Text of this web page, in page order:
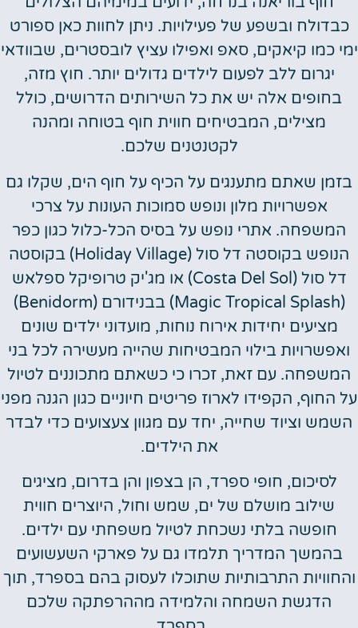
כבדולח ובשפע של פעילויות. ניתן לחוות כאן ספורט
כמו קיאקים, סאפ ואפילו עציץ לובסטרים, שבוודאי
יגרום ללב לפעום לילדים גדולים יותר. חוץ מזה,
בחופים אלה יש את כל השירותים הדרושים, כולל
מצילים, המבטיחים חווית חוף בטוחה ומהנה
לקטנטנים שלכם.
שאתם מתענגים על הכיף על חוף הים, שקלו גם
אפשרויות מלון ונופש סמוכות העונות על צרכי
המשפחה. אתרי נופש על בסיס הכל-כלול כגון כפר
הנופש בקוסטה דל סול (Holiday Village) בקוסטה
דל סול (Costa Del Sol) או מג'יק טרופיקל ספלאש
(Magic Tropical Splash) בבנידורם (Benidorm)
מציעים יחידות אירוח נוחות, מועדוני ילדים שונים
בילוי המבטיחות שהייה מעשירה לכל בני
עם זאת, זכרו כי כשאתם מתכוננים לטיול
החוף, הקפידו לארוז פריטים חיוניים כגון הגנה מפני
וציוד שחייה, יחד עם מגוון צעצועים כדי לבדר
את הילדים.
לסיכום, חופי ספרד, הן בצפון והן בדרום, מציגים
שילוב מושלם של ים, שמש וחול, היוצרים חווית
חופשה בלתי נשכחת לטיול משפחתי עם ילדים.
בהמשך המדריך תלמדו גם על פארקי השעשועים
התרבותיות שתוכלו לעסוק בהם בספרד, תוך
הדגשת השמחה והלמידה מההרפתקה שלכם